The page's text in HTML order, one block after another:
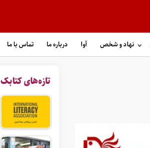
نهاد و شخص آوا درباره ما تماس با ما
تازه‌های کتابک